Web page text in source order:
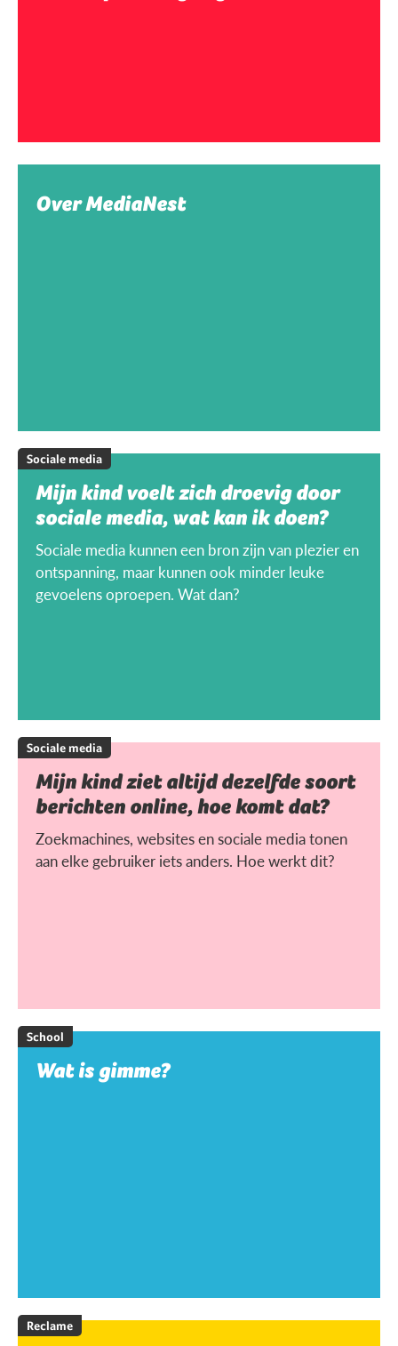
Over MediaNest
Sociale media
Mijn kind voelt zich droevig door
sociale media, wat kan ik doen?
Sociale media kunnen een bron zijn van plezier en
ontspanning, maar kunnen ook minder leuke
gevoelens oproepen. Wat dan?
Sociale media
Mijn kind ziet altijd dezelfde soort
berichten online, hoe komt dat?
Zoekmachines, websites en sociale media tonen
aan elke gebruiker iets anders. Hoe werkt dit?
School
Wat is gimme?
Reclame